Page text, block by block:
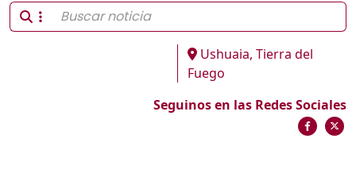
Ushuaia, Tierra del
Fuego
Seguinos en las Redes Sociales